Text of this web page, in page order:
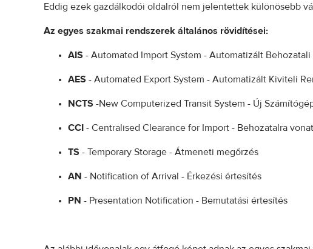
Eddig ezek gazdálkodói oldalról nem jelentettek különösebb
Az egyes szakmai rendszerek általános rövidítései:
AIS - Automated Import System - Automatizált Behozatali
AES - Automated Export System - Automatizált Kiviteli
NCTS -New Computerized Transit System - Új
CCI - Centralised Clearance for Import - Behozatalra
TS - Temporary Storage - Átmeneti megőrzés
AN - Notification of Arrival - Érkezési értesítés
PN - Presentation Notification - Bemutatási értesítés